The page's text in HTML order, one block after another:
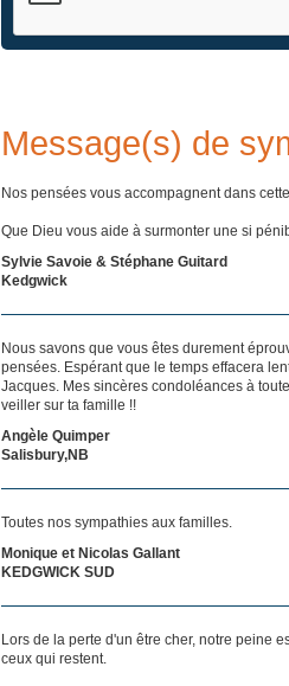
Message(s) de
Nos pensées vous accompagnent dans
Que Dieu vous aide à surmonter une si
Sylvie Savoie & Stéphane Guitard
Kedgwick
Nous savons que vous êtes durement
pensées. Espérant que le temps effacera
Jacques. Mes sincères condoléances à
veiller sur ta famille !!
Angèle Quimper
Salisbury,NB
Toutes nos sympathies aux familles.
Monique et Nicolas Gallant
KEDGWICK SUD
Lors de la perte d'un être cher, notre peine
ceux qui restent.